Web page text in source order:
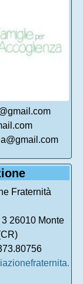
Fraternità
26010 Monte